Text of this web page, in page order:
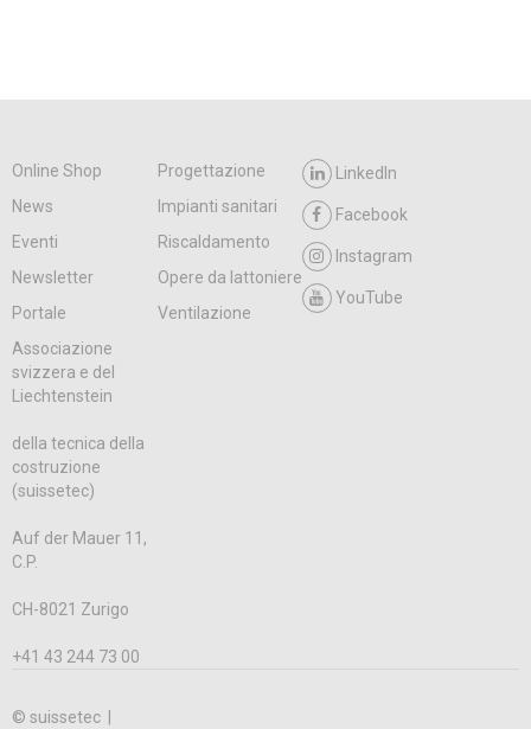
Online Shop
Progettazione
News
Impianti sanitari
Eventi
Riscaldamento
Newsletter
Opere da lattoniere
Portale
Ventilazione
LinkedIn
Facebook
Instagram
YouTube
Associazione
svizzera e del
Liechtenstein
della tecnica della
costruzione
(suissetec)
Auf der Mauer 11,
C.P.
CH-8021 Zurigo
+41 43 244 73 00
© suissetec |